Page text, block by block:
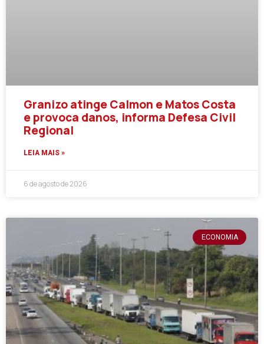
Granizo atinge Calmon e Matos Costa
e provoca danos, informa Defesa Civil
Regional
LEIA MAIS »
6 de agosto de 2026
ECONOMIA